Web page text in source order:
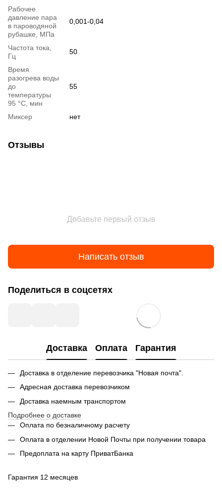
Рабочее
давление пара
в пароводяной
рубашке, МПа
0,001-0,04
Частота тока,
Гц
50
Время
разогрева воды
до
температуры
95 °С, мин
55
Миксер нет
Отзывы
Добавьте первый отзыв
Написать отзыв
Поделиться в соцсетях
Доставка Оплата Гарантия
Доставка в отделение перевозчика "Новая почта".
Адресная доставка перевозчиком
Доставка наемным транспортом
Подробнее о доставке
Оплата по безналичному расчету
Оплата в отделении Новой Почты при получении товара
Предоплата на карту ПриватБанка
Гарантия 12 месяцев